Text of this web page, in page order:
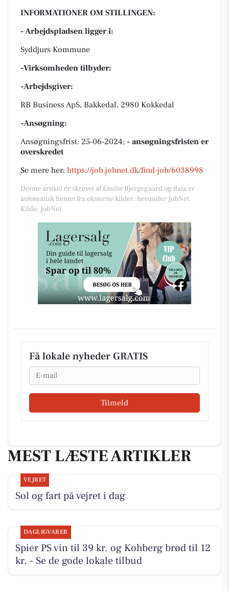
INFORMATIONER OM STILLINGEN:
- Arbejdspladsen ligger i:
Syddjurs Kommune
-Virksomheden tilbyder:
-Arbejdsgiver:
RB Business ApS, Bakkedal, 2980 Kokkedal
-Ansøgning:
Ansøgningsfrist: 25-06-2024; - ansøgningsfristen er
overskredet
Se mere her: https://job.jobnet.dk/find-job/6038998
Denne artikel er skrevet af Emilie Bjergegaard og data er
automatisk hentet fra eksterne kilder, herunder JobNet.
Kilde: JobNet
Få lokale nyheder GRATIS
Email
Tilmeld
MEST LÆSTE ARTIKLER
VEJRET
Sol og fart på vejret i dag
DAGLIGVARER
Spier PS vin til 39 kr. og Kohberg brød til 12
kr. - Se de gode lokale tilbud